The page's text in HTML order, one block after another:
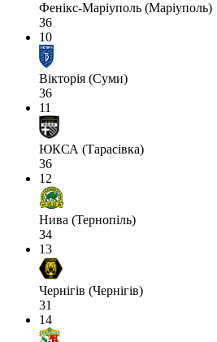
Фенікс-Маріуполь (Маріуполь)
36
10
Вікторія (Суми)
36
11
ЮКСА (Тарасівка)
36
12
Нива (Тернопіль)
34
13
Чернігів (Чернігів)
31
14